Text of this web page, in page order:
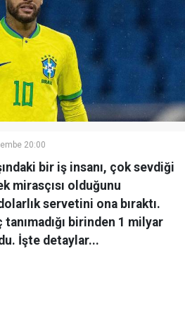
20:00
bir iş insanı, çok sevdiği
mirasçısı olduğunu
servetini ona bıraktı.
tanımadığı birinden 1 milyar
İşte detaylar...